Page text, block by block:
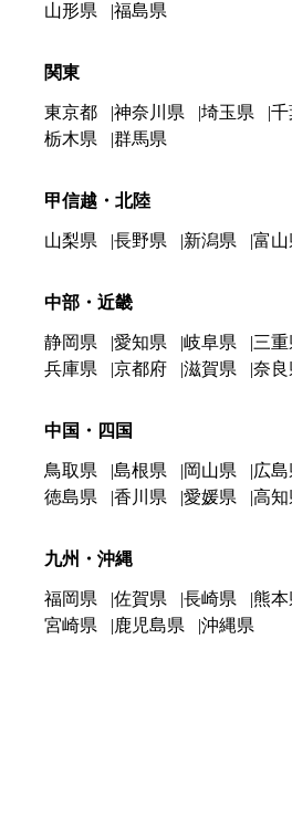
山形県
福島県
関東
東京都 神奈川県 埼玉県 千
栃木県
群馬県
甲信越・北陸
山梨県 長野県 新潟県 富山
中部・近畿
静岡県 愛知県 岐阜県 三重
兵庫県
京都府 滋賀県 奈良
中国・四国
鳥取県 島根県 岡山県 広島
徳島県
香川県 愛媛県 高知
九州・沖縄
福岡県 佐賀県 長崎県 熊本
宮崎県
鹿児島県 沖縄県